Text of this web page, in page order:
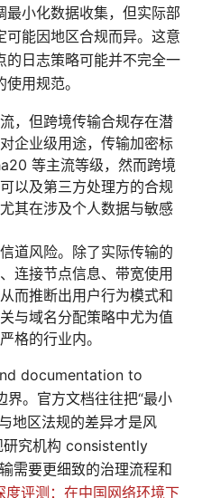
小化数据收集，但实际部
能因地区合规而异。这意
的日志策略可能并不完全一
用规范。
，但跨境传输合规存在潜
企业级用途，传输加密标
等主流等级，然而跨境
以及第三方处理方的合规
其在涉及个人数据与敏感
道风险。除了实际传输的
连接节点信息、带宽使用
而推断出用户行为模式和
与域名分配策略中尤为值
格的行业内。
documentation to
。官方文档往往把“最小
地区法规的差异才是风
究机构 consistently
需要更细致的治理流程和
评测：在中国网络环境下